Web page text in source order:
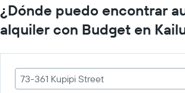
¿Dónde puedo encontrar
alquiler con Budget en
73-361 Kupipi Street